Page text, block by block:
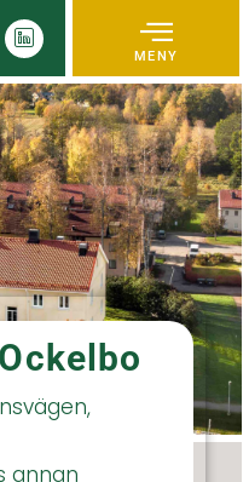
MENY
Ockelbo
annan